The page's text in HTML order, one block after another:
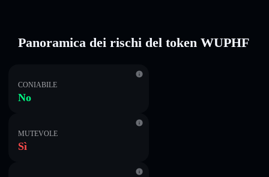
Panoramica dei rischi del token WUPHF
CONIABILE
No
MUTEVOLE
Sì